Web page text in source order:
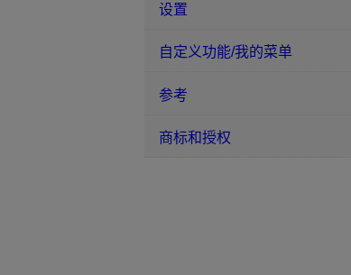
设置
自定义功能/我的菜单
参考
商标和授权